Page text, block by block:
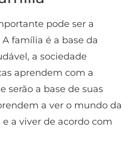
pode ser a
família é a base da
a sociedade
aprendem com a
serão a base de suas
a ver o mundo da
a viver de acordo com